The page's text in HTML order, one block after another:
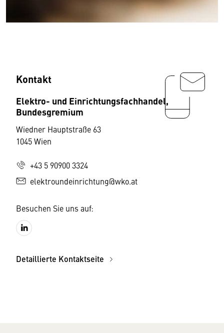
Kontakt
Elektro- und Einrichtungsfachhandel,
Bundesgremium
Wiedner Hauptstraße 63
1045 Wien
+43 5 90900 3324
elektroundeinrichtung@wko.at
Besuchen Sie uns auf:
Detaillierte Kontaktseite